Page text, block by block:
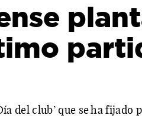
del club’ que se ha